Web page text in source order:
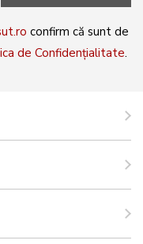
confirm că sunt de
de Confidențialitate.